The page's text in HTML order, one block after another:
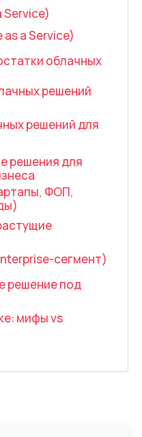
опрос
клиентам
меню — IVR
событий
Service)
a Service)
облачных
решений
решений для
решения для
ФОП,
сегмент)
решение под
мифы vs